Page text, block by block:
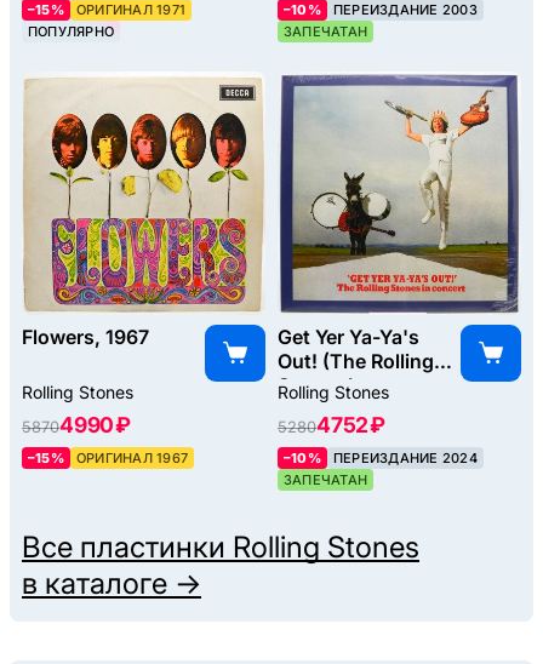
–15%
ОРИГИНАЛ 1971
ПОПУЛЯРНО
–10%
ПЕРЕИЗДАНИЕ 2003
ЗАПЕЧАТАН
Flowers, 1967
Rolling Stones
58704990 ₽
–15% ОРИГИНАЛ 1967
Get Yer Ya-Ya's
Out! (The Rolling
Stones In
Concert), 1970
Rolling Stones
52804752 ₽
–10%
ПЕРЕИЗДАНИЕ 2024
ЗАПЕЧАТАН
Все пластинки Rolling Stones
в каталоге →